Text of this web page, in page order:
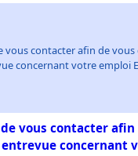
vous contacter afin de
concernant votre emploi
vous contacter afin
concernant